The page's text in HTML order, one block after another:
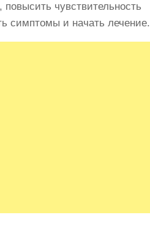
чувствительность
симптомы и начать лечение.